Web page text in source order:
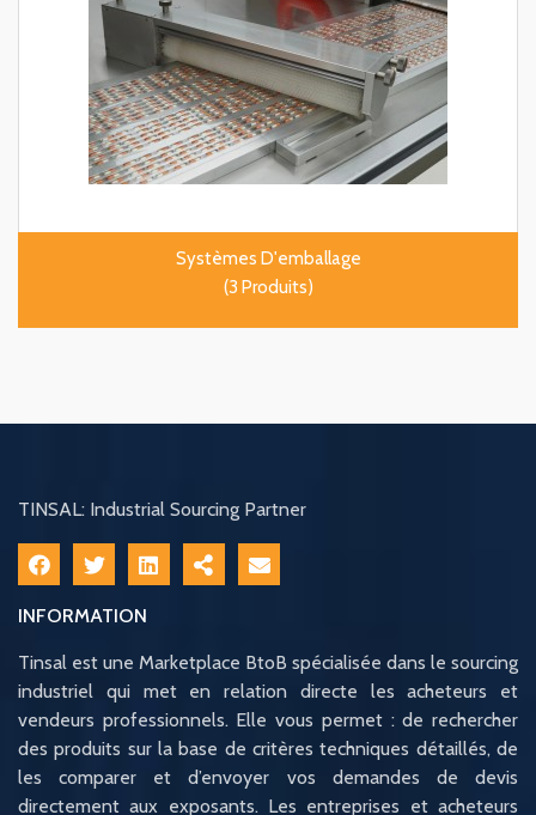
Systèmes D'emballage
(3 Produits)
TINSAL: Industrial Sourcing Partner
INFORMATION
Tinsal est une Marketplace BtoB spécialisée dans le sourcing
industriel qui met en relation directe les acheteurs et
vendeurs professionnels. Elle vous permet : de rechercher
des produits sur la base de critères techniques détaillés, de
les comparer et d’envoyer vos demandes de devis
directement aux exposants. Les entreprises et acheteurs